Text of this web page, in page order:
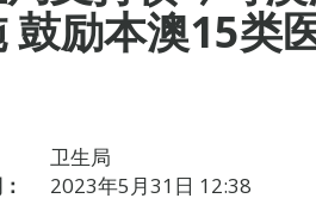
鼓励本澳15类
卫生局
2023年5月31日 12:38